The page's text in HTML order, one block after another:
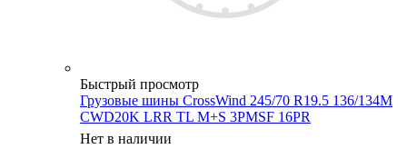
Быстрый просмотр
Грузовые шины CrossWind 245/70 R19.5 136/134M
CWD20K LRR TL M+S 3PMSF 16PR
Нет в наличии